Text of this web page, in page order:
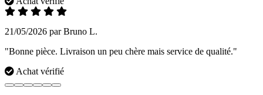
21/05/2026 par Bruno L.
"Bonne pièce. Livraison un peu chère mais service de qualité."
Achat vérifié